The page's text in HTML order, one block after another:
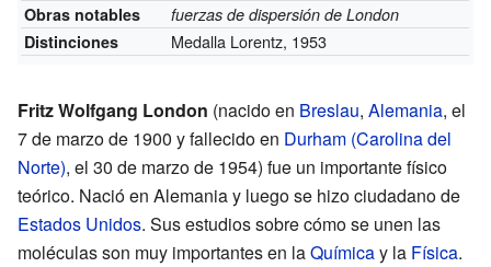
Obras notables
fuerzas de dispersión de London
Distinciones
Medalla Lorentz, 1953
Fritz Wolfgang London (nacido en Breslau, Alemania, el
7 de marzo de 1900 y fallecido en Durham (Carolina del
Norte), el 30 de marzo de 1954) fue un importante físico
teórico. Nació en Alemania y luego se hizo ciudadano de
Estados Unidos. Sus estudios sobre cómo se unen las
moléculas son muy importantes en laQuímicay la Física.